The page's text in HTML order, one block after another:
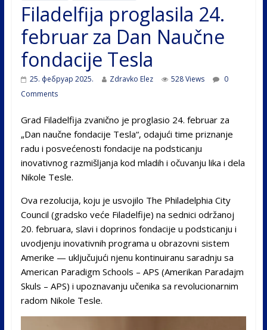
Filadelfija proglasila 24.
februar za Dan Naučne
fondacije Tesla
25. фебруар 2025. Zdravko Elez 528 Views
0
Comments
Grad Filadelfija zvanično je proglasio 24. februar za
„Dan naučne fondacije Tesla“, odajući time priznanje
radu i posvećenosti fondacije na podsticanju
inovativnog razmišljanja kod mladih i očuvanju lika i dela
Nikole Tesle.
Ova rezolucija, koju je usvojilo The Philadelphia City
Council (gradsko veće Filadelfije) na sednici održanoj
20. februara, slavi i doprinos fondacije u podsticanju i
uvodjenju inovativnih programa u obrazovni sistem
Amerike — uključujući njenu kontinuiranu saradnju sa
American Paradigm Schools – APS (Amerikan Paradajm
Skuls – APS) i upoznavanju učenika sa revolucionarnim
radom Nikole Tesle.